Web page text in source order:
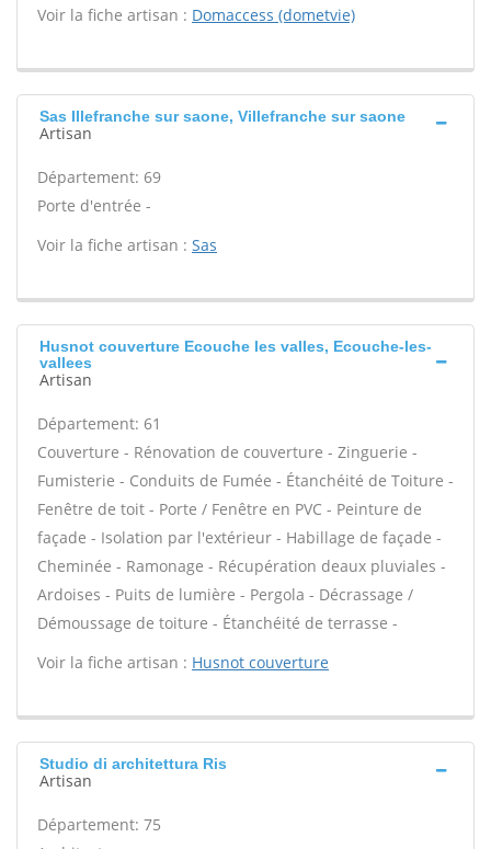
Voir la fiche artisan : Domaccess (dometvie)
Sas Illefranche sur saone, Villefranche sur saone
Artisan
Département: 69
Porte d'entrée -
Voir la fiche artisan : Sas
Husnot couverture Ecouche les valles, Ecouche-les-
vallees
Artisan
Département: 61
Couverture - Rénovation de couverture - Zinguerie -
Fumisterie - Conduits de Fumée - Étanchéité de Toiture -
Fenêtre de toit - Porte / Fenêtre en PVC - Peinture de
façade - Isolation par l'extérieur - Habillage de façade -
Cheminée - Ramonage - Récupération deaux pluviales -
Ardoises - Puits de lumière - Pergola - Décrassage /
Démoussage de toiture - Étanchéité de terrasse -
Voir la fiche artisan : Husnot couverture
Studio di architettura Ris
Artisan
Département: 75